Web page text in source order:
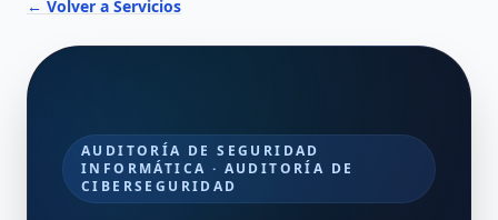
← Volver a Servicios
AUDITORÍA DE SEGURIDAD
INFORMÁTICA · AUDITORÍA DE
CIBERSEGURIDAD